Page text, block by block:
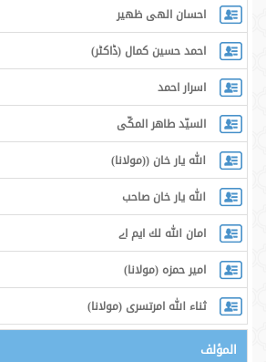
احسان الهی ظهیر
احمد حسين كمال ‌(ڈاكٹر)
اسرار احمد
السيّد طاهر المكّى
الله يار خان ((مولانا)
الله يار خان صاحب
امان الله لك ايم اے
امير حمزه (مولانا)
ثناء الله امرتسرى (مولانا)
المؤلف